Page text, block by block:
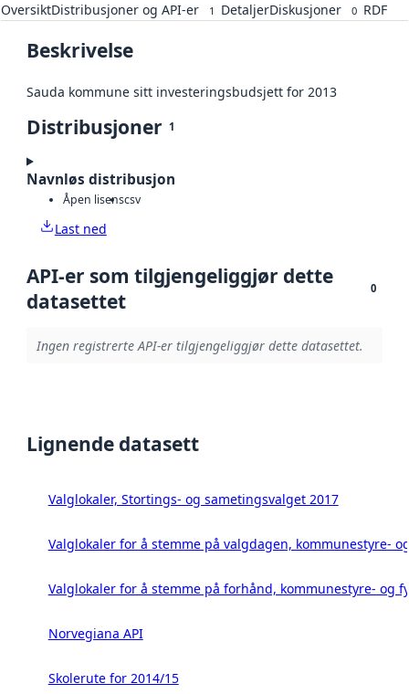
OversiktDistribusjoner og API-er 1 DetaljerDiskusjoner 0 RDF
Beskrivelse
Sauda kommune sitt investeringsbudsjett for 2013
Distribusjoner 1
Navnløs distribusjon
Åpen lisenscsv
Last ned
API-er som tilgjengeliggjør dette
datasettet
0
Ingen registrerte API-er tilgjengeliggjør dette datasettet.
Lignende datasett
Valglokaler, Stortings- og sametingsvalget 2017
Valglokaler for å stemme på valgdagen, kommunestyre-
Valglokaler for å stemme på forhånd, kommunestyre- og
Norvegiana API
Skolerute for 2014/15